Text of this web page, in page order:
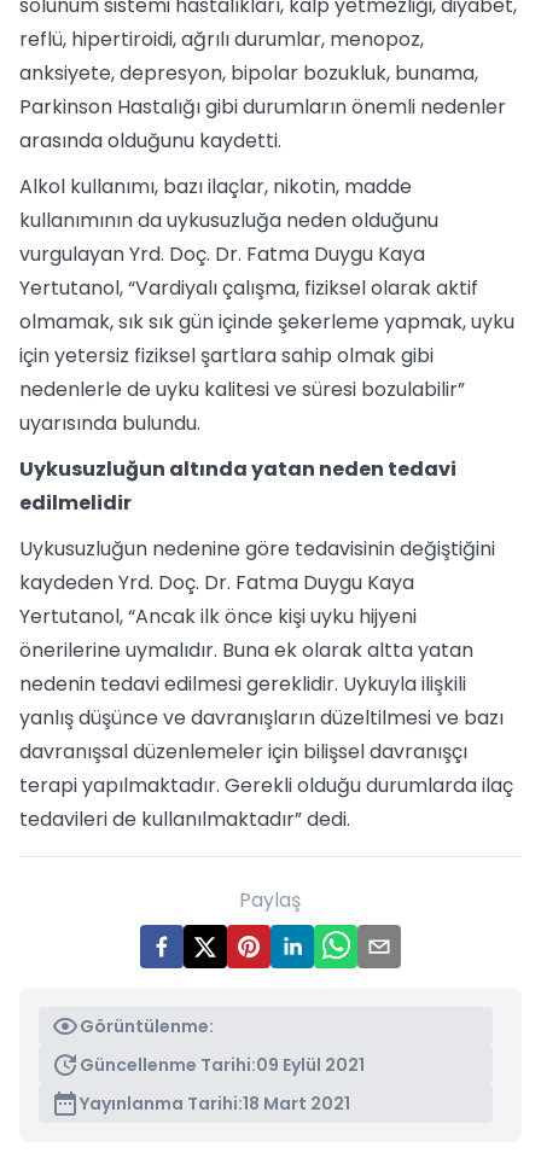
reflü, hipertiroidi, ağrılı durumlar, menopoz,
anksiyete, depresyon, bipolar bozukluk, bunama,
Parkinson Hastalığı gibi durumların önemli nedenler
arasında olduğunu kaydetti.
Alkol kullanımı, bazı ilaçlar, nikotin, madde
kullanımının da uykusuzluğa neden olduğunu
vurgulayan Yrd. Doç. Dr. Fatma Duygu Kaya
Yertutanol, “Vardiyalı çalışma, fiziksel olarak aktif
olmamak, sık sık gün içinde şekerleme yapmak, uyku
için yetersiz fiziksel şartlara sahip olmak gibi
nedenlerle de uyku kalitesi ve süresi bozulabilir”
uyarısında bulundu.
Uykusuzluğun altında yatan neden tedavi
edilmelidir
Uykusuzluğun nedenine göre tedavisinin değiştiğini
kaydeden Yrd. Doç. Dr. Fatma Duygu Kaya
Yertutanol, “Ancak ilk önce kişi uyku hijyeni
önerilerine uymalıdır. Buna ek olarak altta yatan
nedenin tedavi edilmesi gereklidir. Uykuyla ilişkili
yanlış düşünce ve davranışların düzeltilmesi ve bazı
davranışsal düzenlemeler için bilişsel davranışçı
terapi yapılmaktadır. Gerekli olduğu durumlarda ilaç
tedavileri de kullanılmaktadır” dedi.
Paylaş
Görüntülenme:
Güncellenme Tarihi:09 Eylül 2021
Yayınlanma Tarihi:18 Mart 2021